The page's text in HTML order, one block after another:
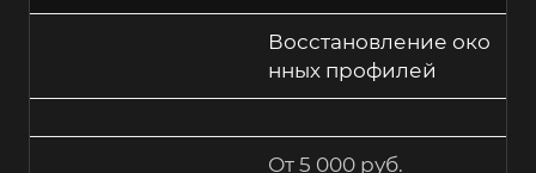
Восстановление око
нных профилей
От 5 000 руб.